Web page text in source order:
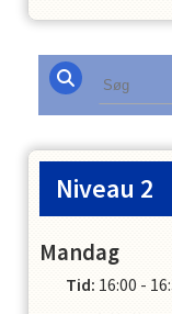
Niveau 2
Mandag
Tid: 16:00 -